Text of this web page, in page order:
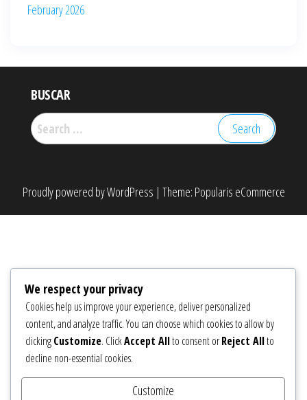
February 2026
BUSCAR
Search
for:
Proudly powered byWordPress | Theme: Popularis eCommerce
We respect your privacy
Cookies help us improve your experience, deliver personalized
content, and analyze traffic. You can choose which cookies to allow by
clickingCustomize. ClickAccept Allto consent orReject Allto
decline non-essential cookies.
Customize